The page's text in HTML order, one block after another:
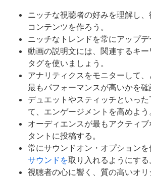
ニッチな視聴者の好みを理解し
コンテンツを作ろう。
ニッチなトレンドを常にアップデ
動画の説明文には、関連するキ
タグを使いましょう。
アナリティクスをモニターして
最もパフォーマンスが高いかを確
デュエットやスティッチといっ
て、エンゲージメントを高めよう
オーディエンスが最もアクティ
タントに投稿する。
常にサウンドオン・オプションを
サウンドを取り入れるようにする
視聴者の心に響く、質の高いオ